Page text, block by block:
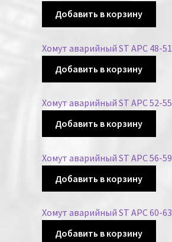
Добавить в корзину
Хомут аварийный ST APC 48-51
Добавить в корзину
Хомут аварийный ST APC 52-55
Добавить в корзину
Хомут аварийный ST APC 56-59
Добавить в корзину
Хомут аварийный ST APC 60-63
Добавить в корзину